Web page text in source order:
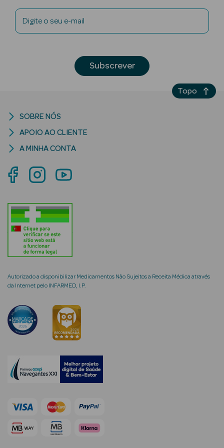
Unissexo
Eau de Parfum
Águas de
Coffrets
Mulher
Coffrets de
Homem
Digite o seu e-mail
Subscrever
Autorizado a disponibilizar Medicamentos Não Sujeitos a Receita Médica através
da Internet pelo INFARMED, I.P.
SOBRE NÓS
APOIO AO CLIENTE
A MINHA CONTA
Topo